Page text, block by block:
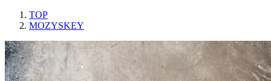
TOP
MOZYSKEY